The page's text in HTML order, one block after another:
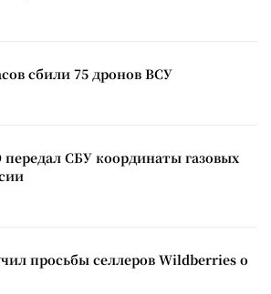
сбили 75 дронов ВСУ
СБУ координаты газовых
просьбы селлеров Wildberries о